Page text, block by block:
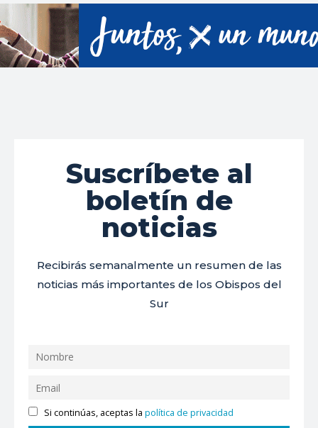
Suscríbete al
boletín de
noticias
Recibirás semanalmente un resumen de las
noticias más importantes de los Obispos del
Sur
Si continúas, aceptas lapolítica de privacidad